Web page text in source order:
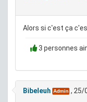
Alors si c'est ça
3 personnes
Bibeleuh Admin , 25/